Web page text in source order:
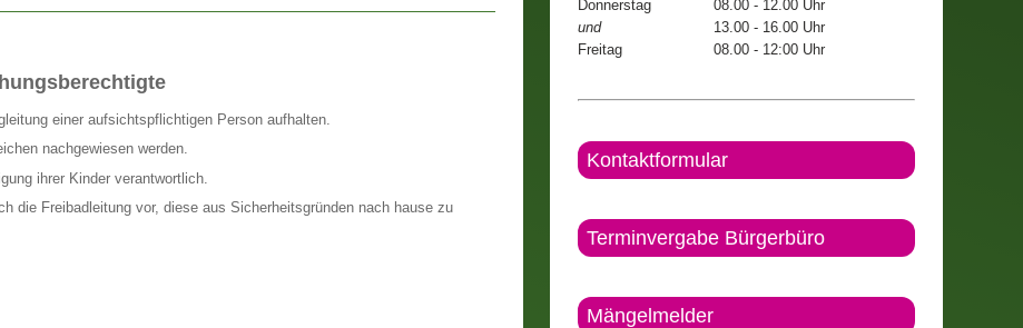
einer aufsichtspflichtigen Person aufhalten.
nachgewiesen werden.
ihrer Kinder verantwortlich.
die Freibadleitung vor, diese aus Sicherheitsgründen nach hause zu
Donnerstag
08.00 - 12.00 Uhr
und
13.00 - 16.00 Uhr
Freitag
08.00 - 12:00 Uhr
Kontaktformular
Terminvergabe Bürgerbüro
Mängelmelder